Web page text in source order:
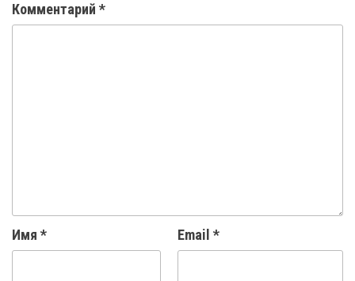
Комментарий *
Имя * Email *